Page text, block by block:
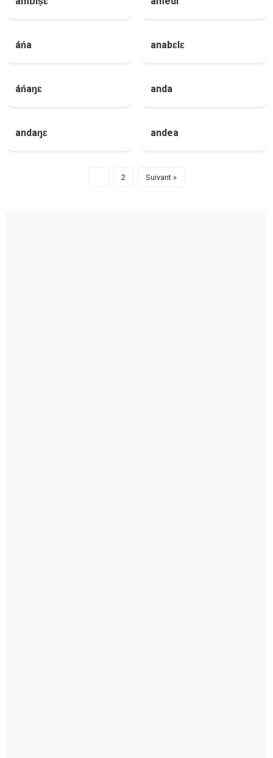
áńa anabɛlɛ
áńaŋɛ anda
andaŋɛ andea
2 Suivant »